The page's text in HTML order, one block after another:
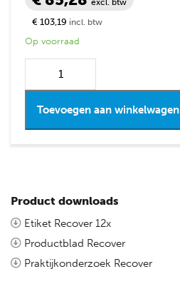
excl. btw
€ 103,19 incl. btw
Op voorraad
Toevoegen aan winkelwagen
Product downloads
Etiket Recover 12x
Productblad Recover
Praktijkonderzoek Recover